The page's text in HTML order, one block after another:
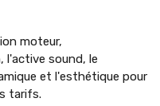
moteur,
l'active sound, le
et l'esthétique pour
tarifs.